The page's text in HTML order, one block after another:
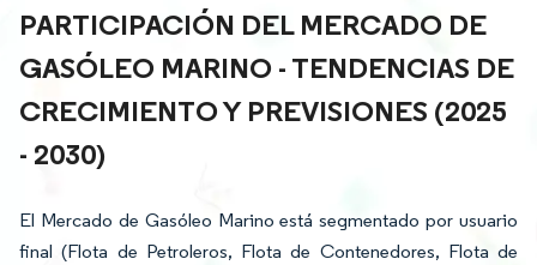
PARTICIPACIÓN DEL MERCADO DE
GASÓLEO MARINO - TENDENCIAS DE
CRECIMIENTO Y PREVISIONES (2025
- 2030)
El Mercado de Gasóleo Marino está segmentado por usuario
final (Flota de Petroleros, Flota de Contenedores, Flota de